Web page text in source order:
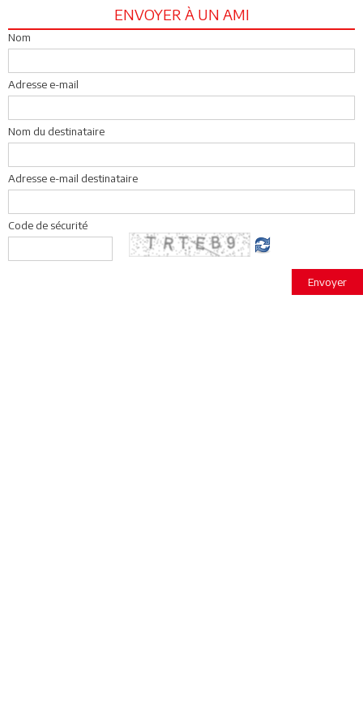
ENVOYER À UN AMI
Nom
Adresse e-mail
Nom du destinataire
Adresse e-mail destinataire
Code de sécurité
Envoyer